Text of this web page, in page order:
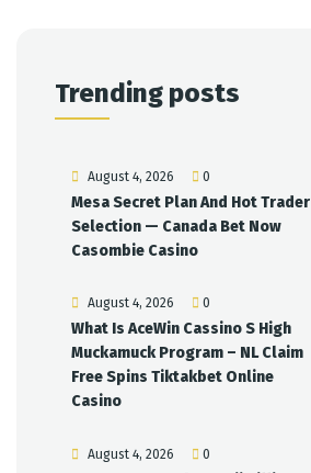
Trending posts
August 4, 2026 0
Mesa Secret Plan And Hot Trader
Selection — Canada Bet Now
Casombie Casino
August 4, 2026 0
What Is AceWin Cassino S High
Muckamuck Program – NL Claim
Free Spins Tiktakbet Online
Casino
August 4, 2026 0